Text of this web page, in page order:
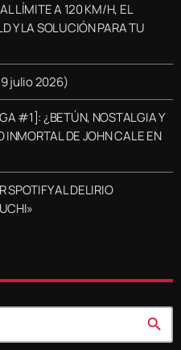
LÍMITE A 120 KM/H, EL
Y LA SOLUCIÓN PARA TU
julio 2026)
#1]: ¿BETÚN, NOSTALGIA Y
INMORTAL DE JOHN CALE EN
SPOTIFY AL DELIRIO
search